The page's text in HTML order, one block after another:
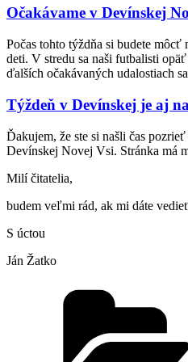
Očakávame v Devínskej
Počas tohto týždňa si budete
deti. V stredu sa naši futbalisti
ďalších očakávaných udalostiach
Týždeň v Devínskej je aj
Ďakujem, že ste si našli čas
Devínskej Novej Vsi. Stránka má
Milí čitatelia,
budem veľmi rád, ak mi dáte
S úctou
Ján Žatko